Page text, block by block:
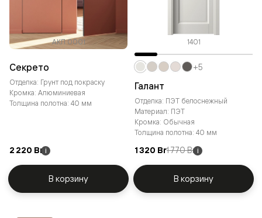
АКП 0001
Секрето
Отделка: Грунт под покраску
Кромка: Алюминиевая
Толщина полотна: 40 мм
2 220 Br i
В корзину
1401
Галант
Отделка: ПЭТ белоснежный
Материал: ПЭТ
Кромка: Обычная
Толщина полотна: 40 мм
1 320 Br1 770 Br i
+5
В корзину